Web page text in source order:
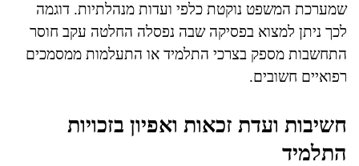
שמערכת המשפט נוקטת כלפי ועדות מנהלתיות. דוגמה
לכך ניתן למצוא בפסיקה שבה נפסלה החלטה עקב חוסר
התחשבות מספק בצרכי התלמיד או התעלמות ממסמכים
רפואיים חשובים.
חשיבות ועדת זכאות ואפיון בזכויות
התלמיד